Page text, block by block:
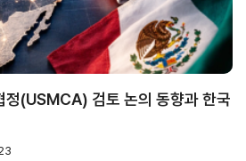
(USMCA) 검토 논의 동향과 한국